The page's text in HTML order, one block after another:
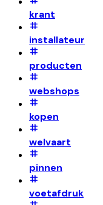
krant
installateur
producten
webshops
kopen
welvaart
pinnen
voetafdruk